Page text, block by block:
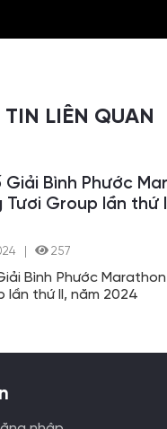
TIN LIÊN QUAN
Giải Bình Phước
Tươi Group lần thứ
257
Bình Phước
lần thứ II, năm 2024